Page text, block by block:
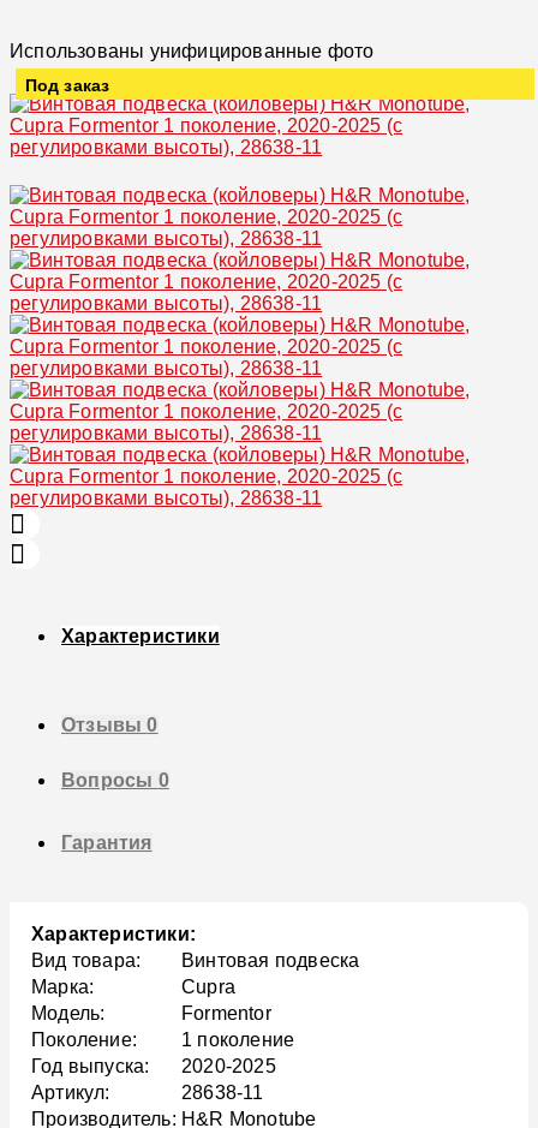
Использованы унифицированные фото
Под заказ
Характеристики
Отзывы0
Вопросы 0
Гарантия
Характеристики:
Вид товара:
Винтовая подвеска
Марка:
Cupra
Модель:
Formentor
Поколение:
1 поколение
Год выпуска:
2020-2025
Артикул:
28638-11
Производитель: H&R Monotube